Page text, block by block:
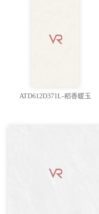
ATD612D371L-稻香暖玉